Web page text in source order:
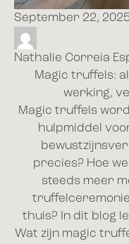
September 22,
Nathalie Correia
Magic truffels:
werking,
Magic truffels
hulpmiddel
precies? Hoe
steeds meer
thuis? In dit blog
Wat zijn magic